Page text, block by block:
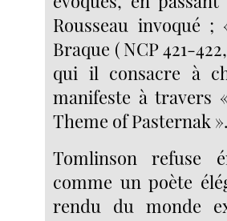
Rousseau invoqué
Braque ( NCP 421-
qui il consacre à
manifeste à travers
Theme of Pasternak
Tomlinson refuse
comme un poète
rendu du monde